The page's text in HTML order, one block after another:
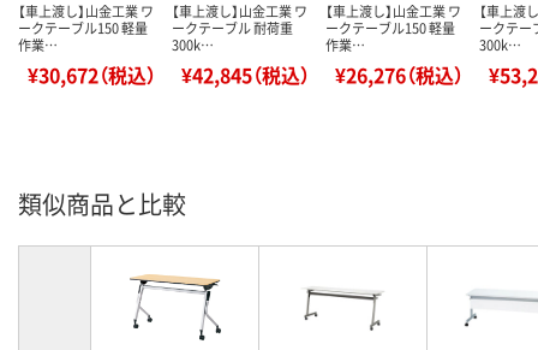
【車上渡し】山金工業 ワ
ークテーブル150 軽量
作業…
¥30,672（税込）
【車上渡し】山金工業 ワ
ークテーブル 耐荷重
300k…
¥42,845（税込）
【車上渡し】山金工業 ワ
ークテーブル150 軽量
作業…
¥26,276（税込）
【車上渡
ークテー
300k…
類似商品と比較